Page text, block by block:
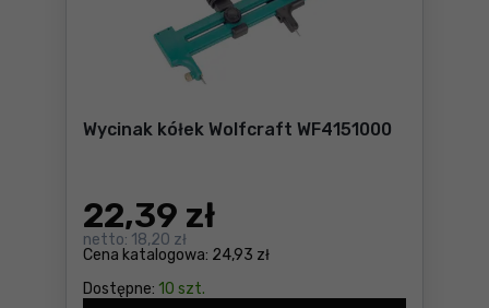
Wycinak kółek Wolfcraft WF4151000
Cena katalogowa: 24,93 zł
22,39 zł
netto: 18,20 zł
Dostępne: 10 szt.